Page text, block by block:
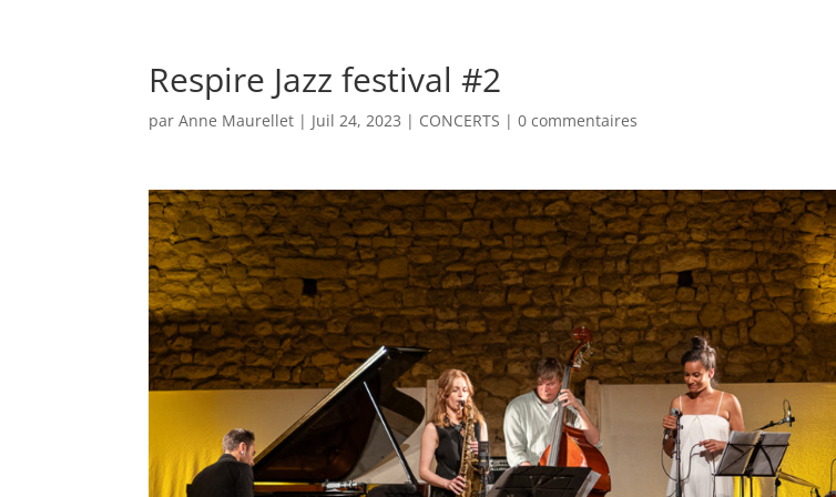
Respire Jazz festival #2
parAnne Maurellet | Juil 24, 2023 | CONCERTS |0 commentaires